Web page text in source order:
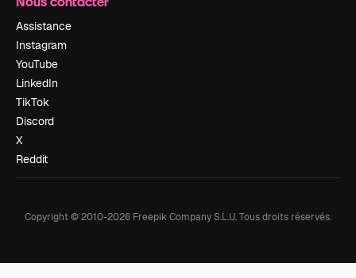
Assistance
Instagram
YouTube
LinkedIn
TikTok
Discord
X
Reddit
Copyright © 2010-2026 Freepik Company S.L.U.Tous droits réservés.